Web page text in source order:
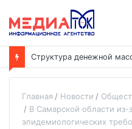
Главная Новости
В Самарской области
эпидемиологических